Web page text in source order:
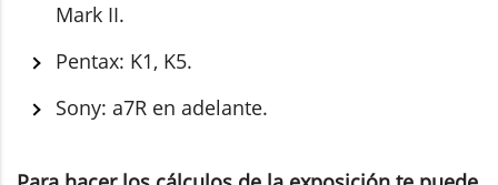
Mark II.
Pentax: K1, K5.
Sony: a7R en adelante.